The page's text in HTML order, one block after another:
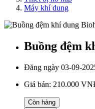
Máy khí dung
Buồng đệm
Đăng ngày 03-09-
Giá bán: 210.000
Còn hàng